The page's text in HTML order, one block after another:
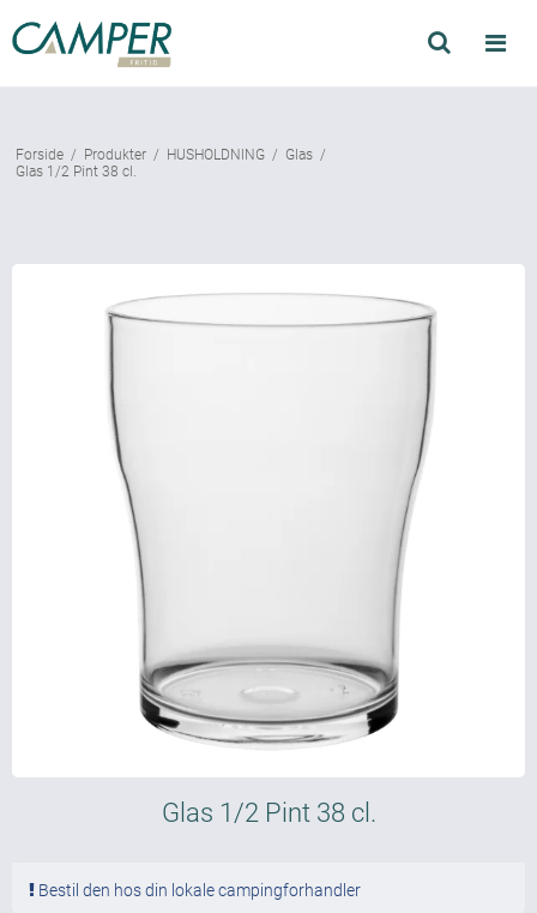
Find forhandler
Kataloger
Om Camper
Forside / Produkter / HUSHOLDNING / Glas /
Glas 1/2 Pint 38 cl.
Glas 1/2 Pint 38 cl.
Bestil den hos din lokale campingforhandler